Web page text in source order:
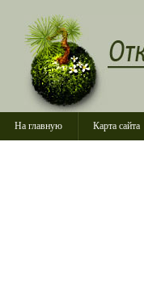
На главную Карта сайта